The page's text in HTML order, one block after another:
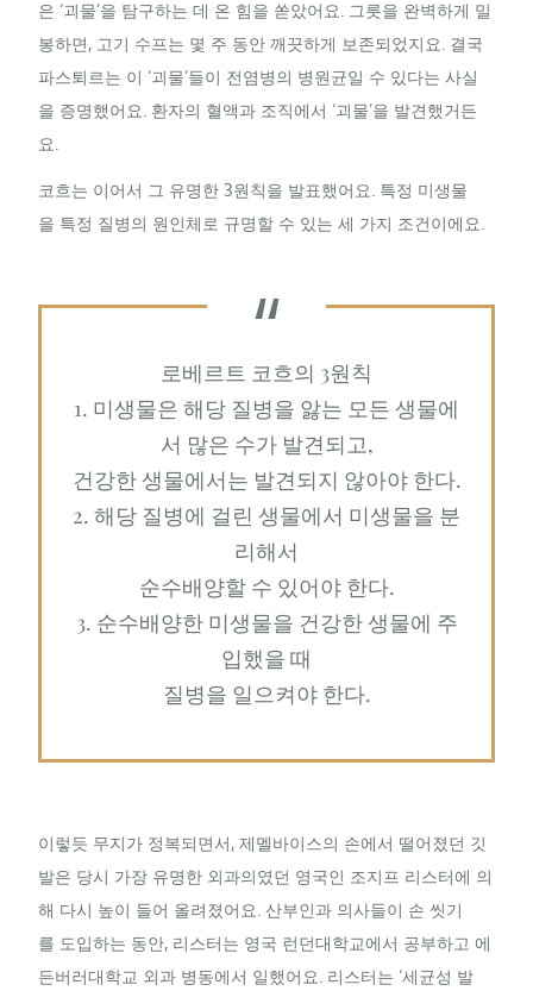
은 ‘괴물’을 탐구하는 데 온 힘을 쏟았어요. 그릇을 완벽하게 밀
봉하면, 고기 수프는 몇 주 동안 깨끗하게 보존되었지요. 결국
파스퇴르는 이 ‘괴물’들이 전염병의 병원균일 수 있다는 사실
을 증명했어요. 환자의 혈액과 조직에서 ‘괴물’을 발견했거든
요.
코흐는 이어서 그 유명한 3원칙을 발표했어요. 특정 미생물
을 특정 질병의 원인체로 규명할 수 있는 세 가지 조건이에요.
로베르트 코흐의 3원칙
1. 미생물은 해당 질병을 앓는 모든 생물에
서 많은 수가 발견되고,
건강한 생물에서는 발견되지 않아야 한다.
2. 해당 질병에 걸린 생물에서 미생물을 분
리해서
순수배양할 수 있어야 한다.
3. 순수배양한 미생물을 건강한 생물에 주
입했을 때
질병을 일으켜야 한다.
이렇듯 무지가 정복되면서, 제멜바이스의 손에서 떨어졌던 깃
발은 당시 가장 유명한 외과의였던 영국인 조지프 리스터에 의
해 다시 높이 들어 올려졌어요. 산부인과 의사들이 손 씻기
를 도입하는 동안, 리스터는 영국 런던대학교에서 공부하고 에
든버러대학교 외과 병동에서 일했어요. 리스터는 ‘세균성 발